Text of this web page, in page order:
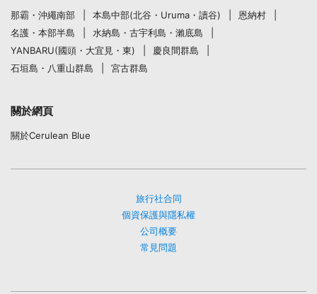
那霸・沖繩南部 本島中部(北谷・Uruma・讀谷)
恩納村
名護・本部半島
水納島・古宇利島・瀨底島
YANBARU(國頭・大宜見・東)
慶良間群島
石垣島・八重山群島
宮古群島
關於網頁
關於Cerulean Blue
旅行社合同
個資保護與隱私權
公司概要
常見問題